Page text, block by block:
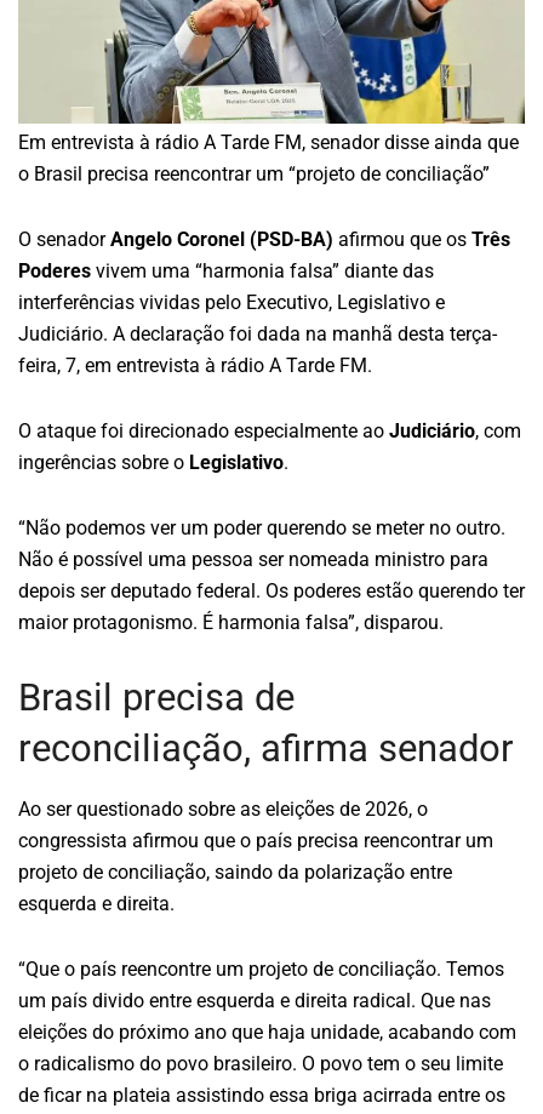
Em entrevista à rádio A Tarde FM, senador disse ainda que
o Brasil precisa reencontrar um “projeto de conciliação”
O senadorAngelo Coronel (PSD-BA) afirmou que os Três
Poderes vivem uma “harmonia falsa” diante das
interferências vividas pelo Executivo, Legislativo e
Judiciário. A declaração foi dada na manhã desta terça-
feira, 7, em entrevista à rádio A Tarde FM.
O ataque foi direcionado especialmente ao Judiciário, com
ingerências sobre o Legislativo.
“Não podemos ver um poder querendo se meter no outro.
Não é possível uma pessoa ser nomeada ministro para
depois ser deputado federal. Os poderes estão querendo ter
maior protagonismo. É harmonia falsa”, disparou.
Brasil precisa de
reconciliação, afirma senador
Ao ser questionado sobre as eleições de 2026, o
congressista afirmou que o país precisa reencontrar um
projeto de conciliação, saindo da polarização entre
esquerda e direita.
“Que o país reencontre um projeto de conciliação. Temos
um país divido entre esquerda e direita radical. Que nas
eleições do próximo ano que haja unidade, acabando com
o radicalismo do povo brasileiro. O povo tem o seu limite
de ficar na plateia assistindo essa briga acirrada entre os